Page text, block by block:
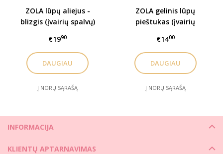
ZOLA lūpų aliejus -
blizgis (įvairių spalvų)
€1990
DAUGIAU
Į NORŲ SĄRAŠĄ
ZOLA gelinis lūpų
pieštukas (įvairių
€1400
DAUGIAU
Į NORŲ SĄRAŠĄ
INFORMACIJA
KLIENTŲ APTARNAVIMAS